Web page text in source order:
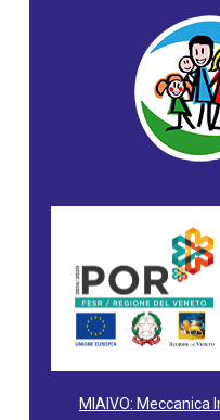
MIAIVO: Meccanica